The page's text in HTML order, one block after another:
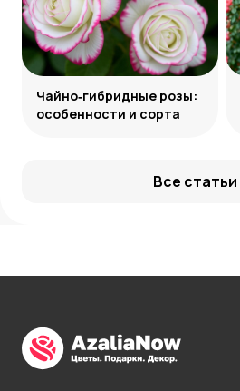
Все статьи
Чайно‑гибридные розы:
особенности и сорта